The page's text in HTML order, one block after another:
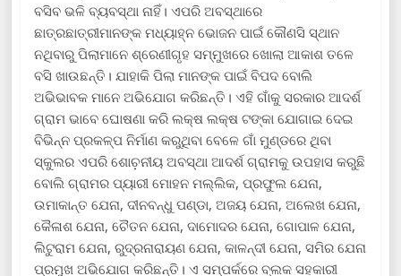
ବସିବ ଭଳି ବ୍ୟବସ୍ଥା ନାହିଁ। ଏପରି ଅବସ୍ଥାରେ
ଛାତ୍ରଛାତ୍ରୀମାନଙ୍କ ମଧ୍ୟାହ୍ନ ଭୋଜନ ପାଇଁ କୌଣସି ସ୍ଥାନ
ନଥିବାରୁ ପିଲାମାନେ ଶ୍ରେଣୀଗୃହ ସମ୍ମୁଖରେ ଖୋଲା ଆକାଶ ତଳେ
ବସି ଖାଉଛନ୍ତି। ଯାହାକି ପିଲା ମାନଙ୍କ ପାଇଁ ବିପଦ ବୋଲି
ଅଭିଭାବକ ମାନେ ଅଭିଯୋଗ କରିଛନ୍ତି। ଏହି ଗାଁକୁ ସରକାର ଆଦର୍ଶ
ଗ୍ରାମ ଭାବେ ଘୋଷଣା କରି ଲକ୍ଷ ଲକ୍ଷ ଟଙ୍କା ଯୋଗାଇ ଦେଇ
ବିଭିନ୍ନ ପ୍ରକଳ୍ପ ନିର୍ମାଣ କରୁଥିବା ବେଳେ ଗାଁ ମୁଣ୍ଡରେ ଥିବା
ସ୍କୁଲର ଏପରି ଶୋଚ଼ନୀୟ ଅବସ୍ଥା ଆଦର୍ଶ ଗ୍ରାମକୁ ଉପହାସ କରୁଛି
ବୋଲି ଗ୍ରାମର ପ୍ୟାରୀ ମୋହନ ମଲ୍ଲିକ, ପ୍ରଫୁଲ ଯେନା,
ଉମାକାନ୍ତ ଯେନା, ଦୀନବନ୍ଧୁ ପଣ୍ଡା, ଅଜୟ ଯେନା, ଅଲେଖ ଯେନା,
କୈଳାଶ ଯେନା, ଚୈତନ ଯେନା, ଦାମୋଦର ଯେନା, ଗୋପାଳ ଯେନା,
ଲିଟୁରାମ ଯେନା, ରୁଦ୍ରନାରାୟଣ ଯେନା, କାଳନ୍ଦୀ ଯେନା, ସମିର ଯେନା
ପ୍ରମୁଖ ଅଭିଯୋଗ କରିଛନ୍ତି। ଏ ସମ୍ପର୍କରେ ବ୍ଲକ ସହକାରୀ